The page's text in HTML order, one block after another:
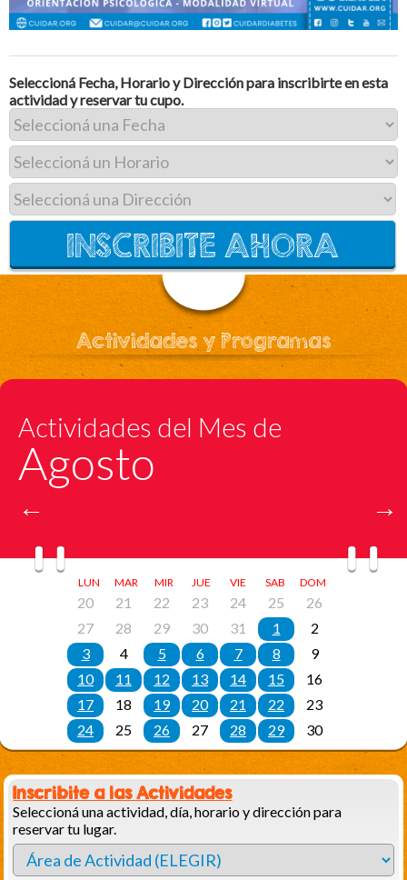
Seleccioná Fecha, Horario y Dirección para inscribirte en esta
actividad y reservar tu cupo.
Actividades y Programas
Inscribite a las Actividades
Seleccioná una actividad, día, horario y dirección para
reservar tu lugar.